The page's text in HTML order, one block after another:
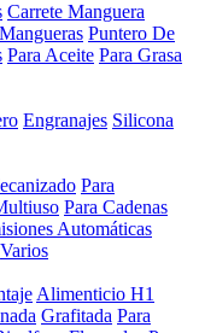
Carrete Manguera
Mangueras Puntero De
Para Aceite Para Grasa
Engranajes Silicona
Para
Para Cadenas
Automáticas
Varios
Alimenticio H1
Grafitada Para